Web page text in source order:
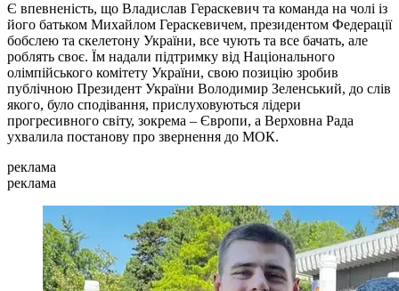
Є впевненість, що Владислав Гераскевич та команда на чолі із
його батьком Михайлом Гераскевичем, президентом Федерації
бобслею та скелетону України, все чують та все бачать, але
роблять своє. Їм надали підтримку від Національного
олімпійського комітету України, свою позицію зробив
публічною Президент України Володимир Зеленський, до слів
якого, було сподівання, прислуховуються лідери
прогресивного світу, зокрема – Європи, а Верховна Рада
ухвалила постанову про звернення до МОК.
реклама
реклама